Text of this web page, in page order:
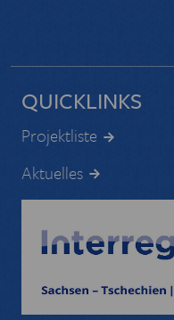
QUICKLINKS
Projektliste
Aktuelles